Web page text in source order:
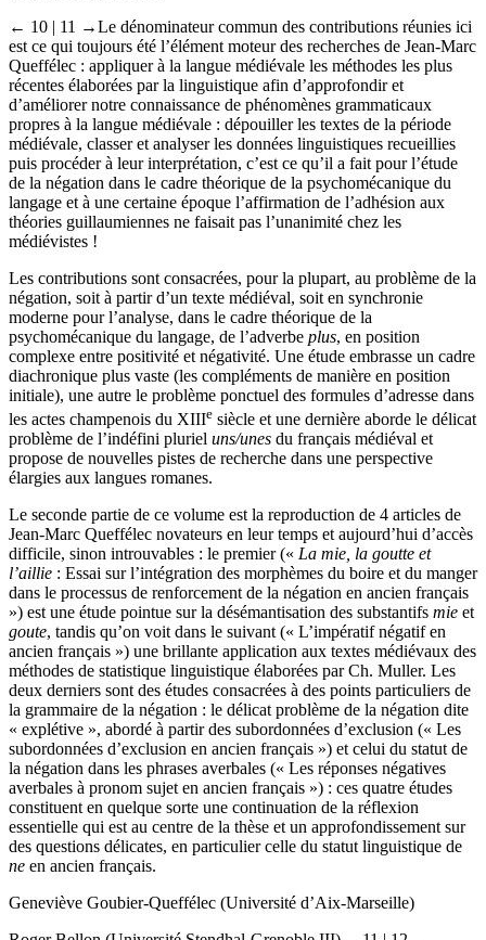
← 10 | 11 →Le dénominateur commun des contributions réunies ici
est ce qui toujours été l’élément moteur des recherches de Jean-Marc
Queffélec : appliquer à la langue médiévale les méthodes les plus
récentes élaborées par la linguistique afin d’approfondir et
d’améliorer notre connaissance de phénomènes grammaticaux
propres à la langue médiévale : dépouiller les textes de la période
médiévale, classer et analyser les données linguistiques recueillies
puis procéder à leur interprétation, c’est ce qu’il a fait pour l’étude
de la négation dans le cadre théorique de la psychomécanique du
langage et à une certaine époque l’affirmation de l’adhésion aux
théories guillaumiennes ne faisait pas l’unanimité chez les
médiévistes !
Les contributions sont consacrées, pour la plupart, au problème de la
négation, soit à partir d’un texte médiéval, soit en synchronie
moderne pour l’analyse, dans le cadre théorique de la
psychomécanique du langage, de l’adverbe plus, en position
complexe entre positivité et négativité. Une étude embrasse un cadre
diachronique plus vaste (les compléments de manière en position
initiale), une autre le problème ponctuel des formules d’adresse dans
les actes champenois du XIIIe siècle et une dernière aborde le délicat
problème de l’indéfini pluriel uns/unes du français médiéval et
propose de nouvelles pistes de recherche dans une perspective
élargies aux langues romanes.
Le seconde partie de ce volume est la reproduction de 4 articles de
Jean-Marc Queffélec novateurs en leur temps et aujourd’hui d’accès
difficile, sinon introuvables : le premier (« La mie, la goutte et
l’aillie : Essai sur l’intégration des morphèmes du boire et du manger
dans le processus de renforcement de la négation en ancien français
») est une étude pointue sur la désémantisation des substantifs mie et
goute, tandis qu’on voit dans le suivant (« L’impératif négatif en
ancien français ») une brillante application aux textes médiévaux des
méthodes de statistique linguistique élaborées par Ch. Muller. Les
deux derniers sont des études consacrées à des points particuliers de
la grammaire de la négation : le délicat problème de la négation dite
« explétive », abordé à partir des subordonnées d’exclusion (« Les
subordonnées d’exclusion en ancien français ») et celui du statut de
la négation dans les phrases averbales (« Les réponses négatives
averbales à pronom sujet en ancien français ») : ces quatre études
constituent en quelque sorte une continuation de la réflexion
essentielle qui est au centre de la thèse et un approfondissement sur
des questions délicates, en particulier celle du statut linguistique de
ne en ancien français.
Geneviève Goubier-Queffélec (Université d’Aix-Marseille)